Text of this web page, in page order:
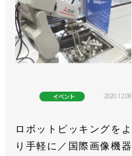
イベント 2020.12.08
ロボットピッキングをよ
り手軽に／国際画像機器